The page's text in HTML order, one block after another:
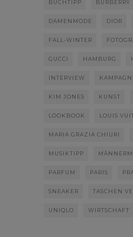
BUCHTIPP BURBERRY
DAMENMODE DIOR
FALL-WINTER
GUCCI HAMBURG
INTERVIEW
KIM JONES KUNST
LOOKBOOK LOUIS
MARIA GRAZIA CHIURI
MUSIKTIPP
PARFUM PARIS
SNEAKER TASCHEN
UNIQLO WIRTSCHAFT